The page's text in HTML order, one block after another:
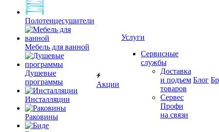
Полотенцесушители
Мебель для ванной
Душевые
программы
Инсталляции
Раковины
Акции
Услуги
Сервисные
службы
Доставка
и подъем
товаров
Сервес
Профи
на связи
Блог